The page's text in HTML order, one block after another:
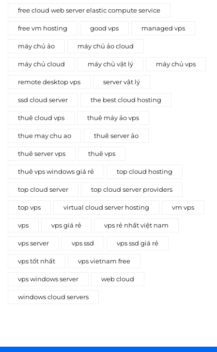
free cloud web server elastic compute service
free vm hosting good vps managed vps
máy chủ ảo máy chủ ảo cloud
máy chủ cloud máy chủ vật lý máy chủ vps
remote desktop vps server vật lý
ssd cloud server the best cloud hosting
thuê cloud vps thuê máy ảo vps
thue may chu ao thuê server ảo
thuê server vps thuê vps
thuê vps windows giá rẻ top cloud hosting
top cloud server top cloud server providers
top vps virtual cloud server hosting vm vps
vps vps giá rẻ vps rẻ nhất việt nam
vps server vps ssd vps ssd giá rẻ
vps tốt nhất vps vietnam free
vps windows server web cloud
windows cloud servers